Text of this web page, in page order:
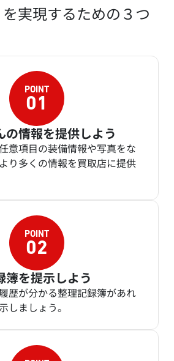
実現するための３つ
の情報を提供しよう
意項目の装備情報や写真をな
り多くの情報を買取店に提供
簿を提示しよう
歴が分かる整理記録簿があれ
しましょう。